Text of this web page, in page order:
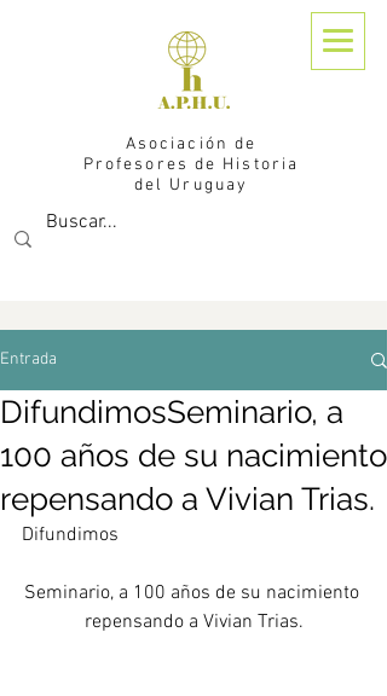
Asociación de
Profesores de Historia
del Uruguay
Entrada
DifundimosSeminario, a
100 años de su nacimiento
repensando a Vivian Trias.
Difundimos
Seminario, a 100 años de su nacimiento
repensando a Vivian Trias.